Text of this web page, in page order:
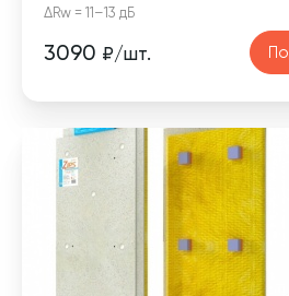
ΔRw = 11–13 дБ
3090 ₽/шт.